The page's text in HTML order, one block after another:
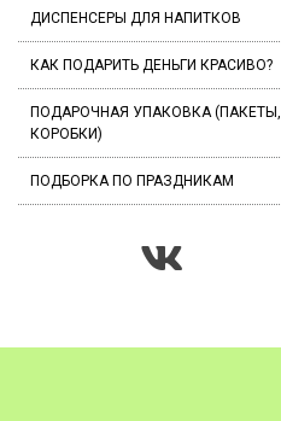
ДИСПЕНСЕРЫ ДЛЯ НАПИТКОВ
КАК ПОДАРИТЬ ДЕНЬГИ КРАСИВО?
ПОДАРОЧНАЯ УПАКОВКА (ПАКЕТЫ,
КОРОБКИ)
ПОДБОРКА ПО ПРАЗДНИКАМ